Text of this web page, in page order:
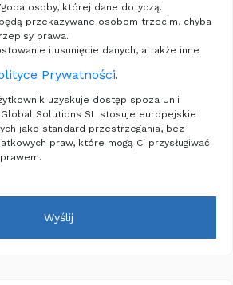
osoby, której dane dotyczą.
przekazywane osobom trzecim, chyba
prawa.
i usunięcie danych, a także inne
Prywatności.
uzyskuje dostęp spoza Unii
Solutions SL stosuje europejskie
jako standard przestrzegania, bez
praw, które mogą Ci przysługiwać
Wyślij